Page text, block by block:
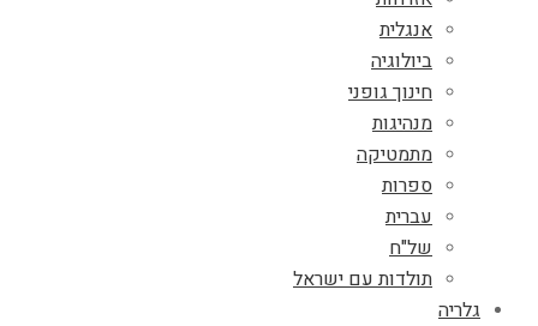
אנגלית
ביולוגיה
חינוך גופני
מנהיגות
מתמטיקה
ספרות
עברית
של"ח
תולדות עם ישראל
גלריה